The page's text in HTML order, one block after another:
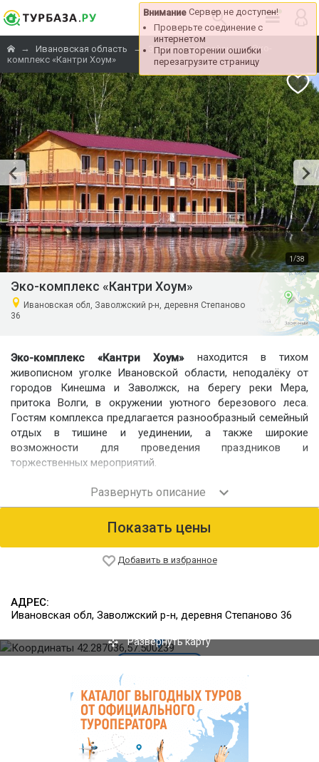
Внимание Сервер не доступен!
Проверьте соединение с
интернетом
При повторении ошибки
перезагрузите страницу
→ Ивановская область → Заволжский район → Эко-
комплекс «Кантри Хоум»
1 /38
Эко-комплекс «Кантри Хоум»
Ивановская обл, Заволжский р-н, деревня Степаново
36
Эко-комплекс «Кантри Хоум»находится в тихом
живописном уголке Ивановской области, неподалёку от
городов Кинешма и Заволжск, на берегу реки Мера,
притока Волги, в окружении уютного березового леса.
Гостям комплекса предлагается разнообразный семейный
отдых в тишине и уединении, а также широкие
возможности для проведения праздников и
торжественных мероприятий.
Номерной фонд
Размещение осуществляется в удобные номера в
деревянные коттеджи с оригинальным дизайном для
компаний.
кафе «Кравчий». Возможна организация комплексного
питания для гостей. Для приготовления шашлыка или рыбы
мангалами и коптильнями.
На территории комплекса есть русская баня и верёвочный
парк, деревянные беседки с панорамным видом на
природу и пикниковые зоны, установлены уличные
тренажёры и аттракционы (кикер-футбол и лабиринт).
Оборудована детская площадка. Работает пункт проката
лодок, катеров и прочей водной техники летом,
Показать цены
Добавить в избранное
АДРЕС:
Ивановская обл, Заволжский р-н, деревня Степаново 36
Развернуть карту